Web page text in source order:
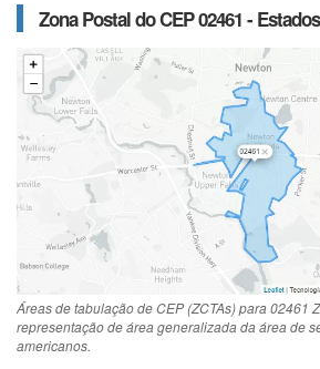
Zona Postal do CEP 02461 -
Áreas de tabulação de CEP (ZCTAs) para 02461
representação de área generalizada da área de
americanos.